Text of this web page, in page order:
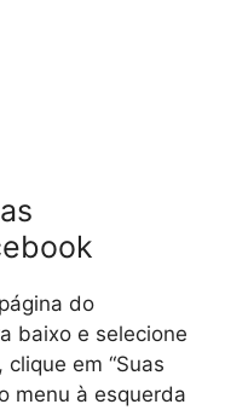
do
baixo e selecione
clique em “Suas
menu à esquerda